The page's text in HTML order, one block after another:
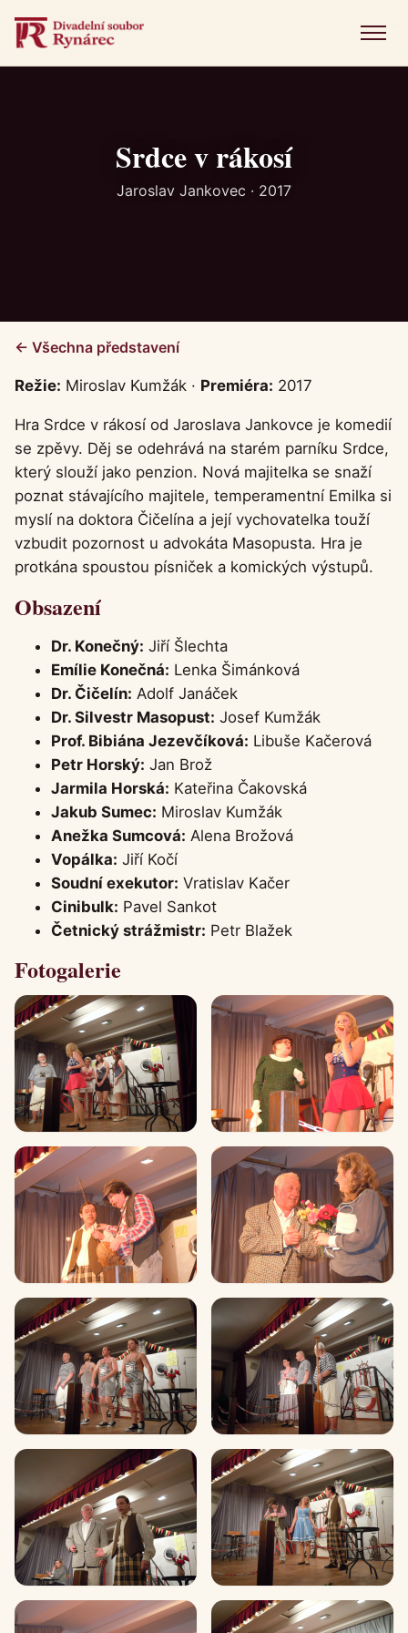
Kniha návštěv
Srdce v rákosí
Jaroslav Jankovec · 2017
← Všechna představení
Režie: Miroslav Kumžák · Premiéra: 2017
Hra Srdce v rákosí od Jaroslava Jankovce je komedií
se zpěvy. Děj se odehrává na starém parníku Srdce,
který slouží jako penzion. Nová majitelka se snaží
poznat stávajícího majitele, temperamentní Emilka si
myslí na doktora Čičelína a její vychovatelka touží
vzbudit pozornost u advokáta Masopusta. Hra je
protkána spoustou písniček a komických výstupů.
Obsazení
Dr. Konečný: Jiří Šlechta
Emílie Konečná: Lenka Šimánková
Dr. Čičelín: Adolf Janáček
Dr. Silvestr Masopust: Josef Kumžák
Prof. Bibiána Jezevčíková: Libuše Kačerová
Petr Horský: Jan Brož
Jarmila Horská: Kateřina Čakovská
Jakub Sumec: Miroslav Kumžák
Anežka Sumcová: Alena Brožová
Vopálka: Jiří Kočí
Soudní exekutor: Vratislav Kačer
Cinibulk: Pavel Sankot
Četnický strážmistr: Petr Blažek
Fotogalerie